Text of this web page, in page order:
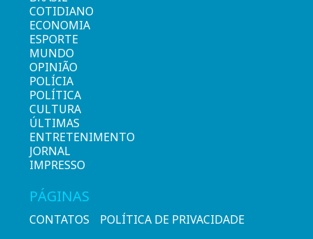
COTIDIANO
ECONOMIA
ESPORTE
MUNDO
OPINIÃO
POLÍCIA
POLÍTICA
CULTURA
ÚLTIMAS
ENTRETENIMENTO
JORNAL
IMPRESSO
PÁGINAS
CONTATOS POLÍTICA DE PRIVACIDADE